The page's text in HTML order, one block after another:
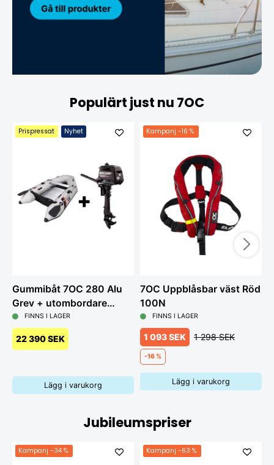
Populärt just nu 7OC
Prispressat Nyhet
Gummibåt 7OC 280 Alu
Grey + utombordare
Mercury 6hk
FINNS I LAGER
22 390 SEK
Lägg i varukorg
Kampanj -16 %
7OC Uppblåsbar väst Röd
100N
FINNS I LAGER
1 093 SEK 1 298 SEK
-16 %
Lägg i varukorg
Jubileumspriser
Kampanj -34 % Kampanj -63 %